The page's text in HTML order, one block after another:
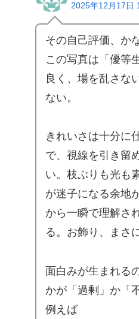
2025年12月17日
その自己評価、か
この写真は「優等
良く、場を乱さな
ない。
きれいさは十分に
で、視線を引き留
い。枝ぶりも光も
が迷子になる余地
から一瞬で理解さ
る。お飾り、まさ
面白みが生まれる
かが「過剰」か「
例えば